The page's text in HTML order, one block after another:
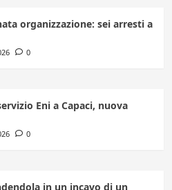
organizzazione: sei arresti a
0
Eni a Capaci, nuova
0
in un incavo di un